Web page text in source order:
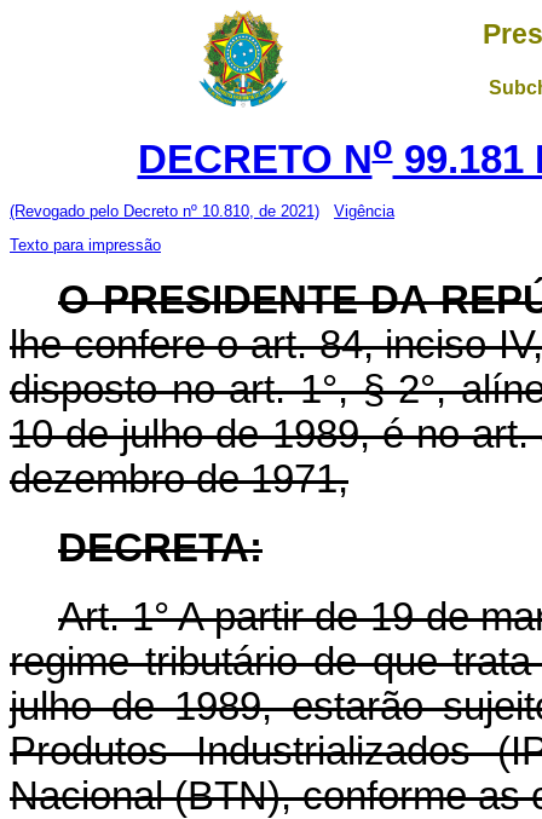
DECRETO No99.181
(Revogado pelo Decreto nº 10.810, de 2021)
Vigência
Texto para impressão
O PRESIDENTE DA
lhe confere o art. 84, inciso
disposto no art. 1°, § 2°,
10 de julho de 1989, é no
dezembro de 1971,
DECRETA:
Art.1° A partir de 19 de
regime tributário de que
julho de 1989, estarão
Produtos Industrializados
Nacional (BTN), conforme as